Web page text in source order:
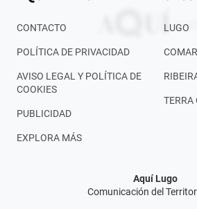
CONTACTO
POLÍTICA DE PRIVACIDAD
AVISO LEGAL Y POLÍTICA DE
COOKIES
PUBLICIDAD
EXPLORA MÁS
LUGO
TERRA
Aquí Lugo
Comunicación del